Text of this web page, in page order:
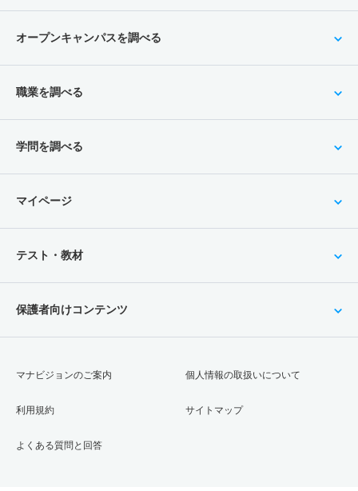
オープンキャンパスを調べる
職業を調べる
学問を調べる
マイページ
テスト・教材
保護者向けコンテンツ
マナビジョンのご案内
利用規約
よくある質問と回答
個人情報の取扱いについて
サイトマップ